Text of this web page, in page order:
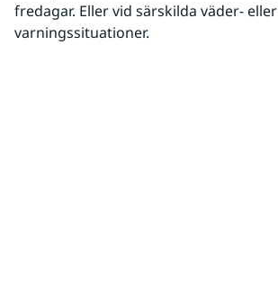
fredagar. Eller vid särskilda väder- eller
varningssituationer.